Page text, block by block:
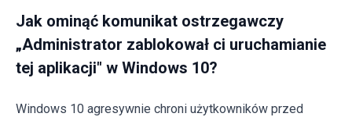
Jak ominąć komunikat ostrzegawczy
„Administrator zablokował ci uruchamianie
tej aplikacji" w Windows 10?
Windows 10 agresywnie chroni użytkowników przed